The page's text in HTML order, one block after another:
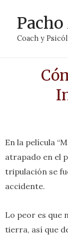
Coach y
En la película
atrapado en el
tripulación se
accidente.
Lo peor es que
tierra, así que